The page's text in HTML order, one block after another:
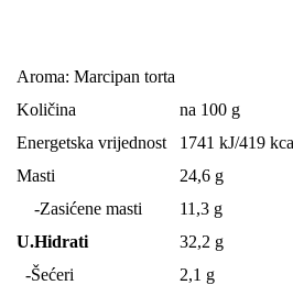
Aroma: Marcipan torta
Količina
na 100 g
Energetska vrijednost
1741 kJ/419
Masti
24,6 g
-Zasićene masti
11,3 g
U.Hidrati
32,2 g
-Šećeri
2,1 g